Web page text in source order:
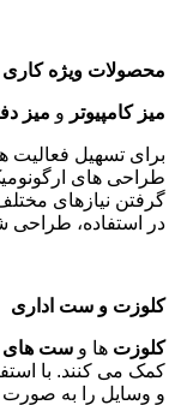
محصولات ویژه کاری
میز کامپیوتر و میز
برای تسهیل فعالیت
طراحی های
گرفتن نیازهای
در استفاده، طراحی
کلوزت و ست اداری
کلوزت ها و ست های
کمک می کنند. با
و وسایل را به صورت